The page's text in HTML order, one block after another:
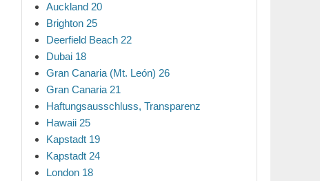
Auckland 20
Brighton 25
Deerfield Beach 22
Dubai 18
Gran Canaria (Mt. León) 26
Gran Canaria 21
Haftungsausschluss, Transparenz
Hawaii 25
Kapstadt 19
Kapstadt 24
London 18